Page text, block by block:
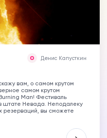
Денис Капусткин
вам, о самом крутом
самом крутом
Man! Фестиваль
штате Невада. Неподалеку
резерваций, вы сможете